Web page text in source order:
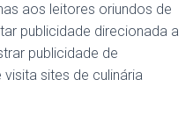
aos leitores oriundos de
publicidade direcionada a
publicidade de
sites de culinária